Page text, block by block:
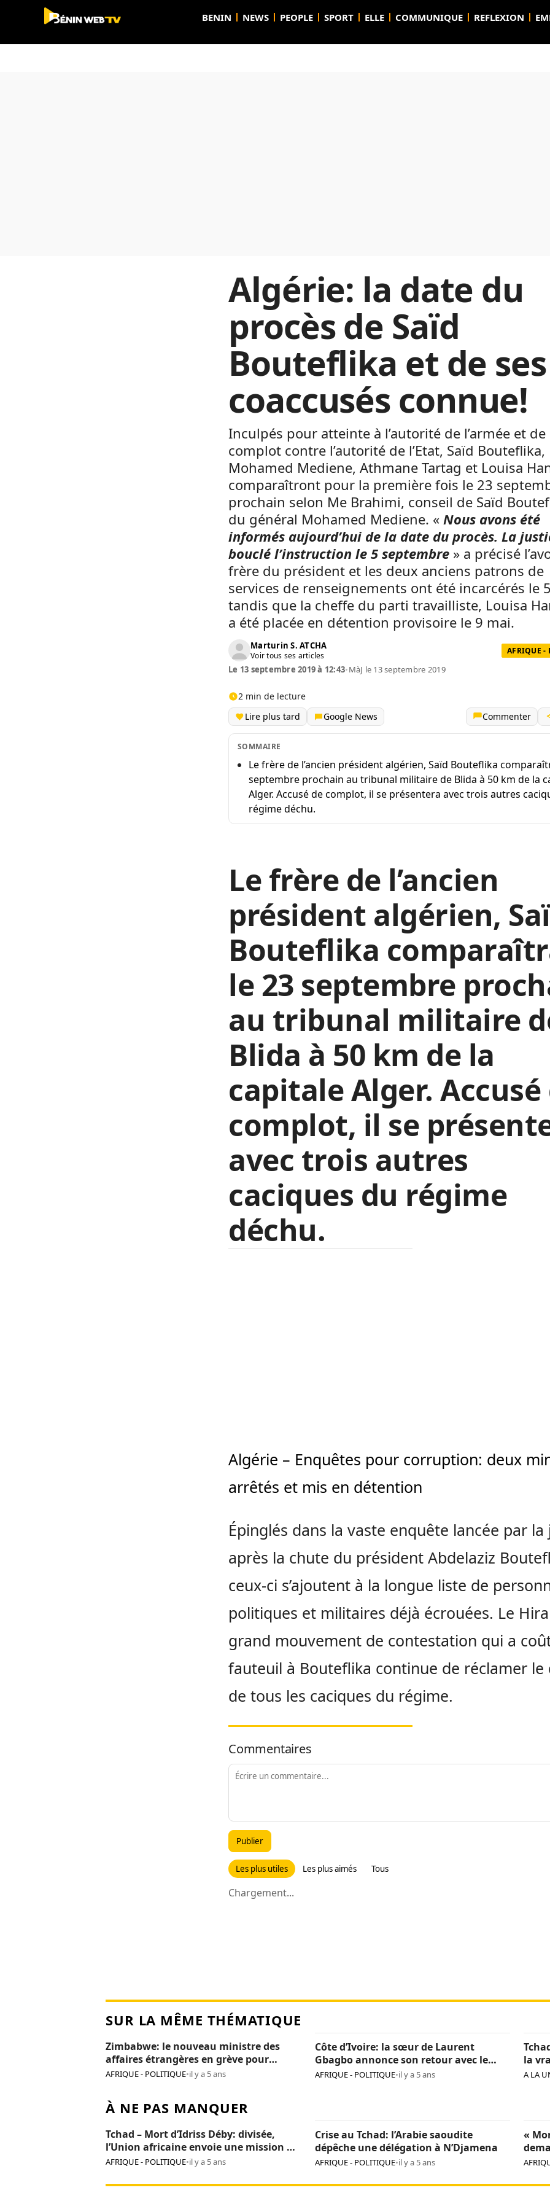
BENIN NEWS PEOPLE SPORT ELLE COMMUNIQUE REFLEXION
Algérie: la date du
procès de Saïd
Bouteflika et de ses
coaccusés connue!
Inculpés pour atteinte à l’autorité de l’armée et de
complot contre l’autorité de l’Etat, Saïd Bouteflika,
Mohamed Mediene, Athmane Tartag et Louisa
comparaîtront pour la première fois le 23
prochain selon Me Brahimi, conseil de Saïd
du général Mohamed Mediene. « Nous avons été
informés aujourd’hui de la date du procès. La
bouclé l’instruction le 5 septembre » a précisé
frère du président et les deux anciens patrons de
services de renseignements ont été incarcérés le
tandis que la cheffe du parti travailliste, Louisa
a été placée en détention provisoire le 9 mai.
Marturin S. ATCHA
Voir tous ses articles AFRIQUE -
Le 13 septembre 2019 à 12:43•MàJ le 13 septembre 2019
2 min de lecture
Lire plus tard
Google News Commenter
SOMMAIRE
Le frère de l’ancien président algérien, Saïd Bouteflika
septembre prochain au tribunal militaire de Blida à 50 km de la
Alger. Accusé de complot, il se présentera avec trois autres
régime déchu.
Le frère de l’ancien
président algérien,
Bouteflika
le 23 septembre
au tribunal militaire
Blida à 50 km de la
capitale Alger. Accusé
complot, il se
avec trois autres
caciques du régime
déchu.
Algérie – Enquêtes pour corruption: deux
arrêtés et mis en détention
Épinglés dans la vaste enquête lancée par la
après la chute du président Abdelaziz
ceux-ci s’ajoutent à la longue liste de
politiques et militaires déjà écrouées. Le
grand mouvement de contestation qui a
fauteuil à Bouteflika continue de réclamer le
de tous les caciques du régime.
Commentaires
Publier
Les plus utiles Les plus aimés Tous
Chargement...
SUR LA MÊME THÉMATIQUE
Zimbabwe: le nouveau ministre des
affaires étrangères en grève pour
salaire impayé
AFRIQUE - POLITIQUE•il y a 5 ans
Côte d’Ivoire: la sœur de Laurent
Gbagbo annonce son retour avec le
«cœur léger»
AFRIQUE - POLITIQUE•il y a 5 ans
la
Itno
A LA
À NE PAS MANQUER
Tchad – Mort d’Idriss Déby: divisée,
l’Union africaine envoie une mission de
« sauvetage » à N’Djamena
AFRIQUE - POLITIQUE•il y a 5 ans
Crise au Tchad: l’Arabie saoudite
dépêche une délégation à N’Djamena
AFRIQUE - POLITIQUE•il y a 5 ans
«